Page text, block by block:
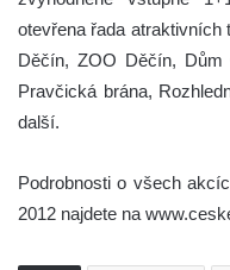
otevřena řada
Děčín, ZOO Děčín, Dům
Pravčická brána,
další.
Podrobnosti o všech
2012 najdete na